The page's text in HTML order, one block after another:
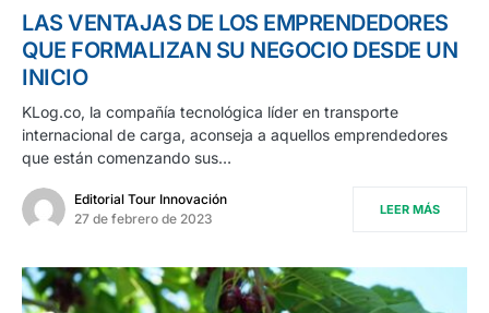
LAS VENTAJAS DE LOS EMPRENDEDORES
QUE FORMALIZAN SU NEGOCIO DESDE UN
INICIO
KLog.co, la compañía tecnológica líder en transporte
internacional de carga, aconseja a aquellos emprendedores
que están comenzando sus…
Editorial Tour Innovación
27 de febrero de 2023
LEER MÁS